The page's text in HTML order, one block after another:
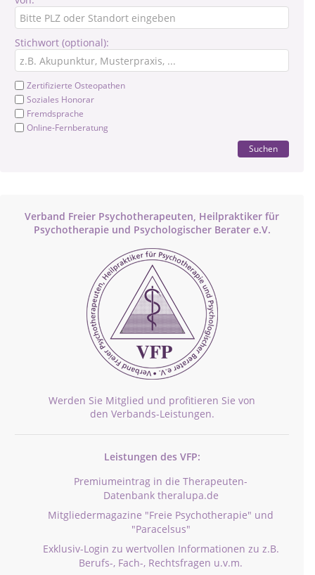
Stichwort (optional):
Zertifizierte Osteopathen
Soziales Honorar
Fremdsprache
Online-Fernberatung
Suchen
Verband Freier Psychotherapeuten, Heilpraktiker für
Psychotherapie und Psychologischer Berater e.V.
Werden Sie Mitglied und profitieren Sie von
den Verbands-Leistungen.
Leistungen des VFP:
Premiumeintrag in die Therapeuten-
Datenbank theralupa.de
Mitgliedermagazine "Freie Psychotherapie" und
"Paracelsus"
Exklusiv-Login zu wertvollen Informationen zu z.B.
Berufs-, Fach-, Rechtsfragen u.v.m.